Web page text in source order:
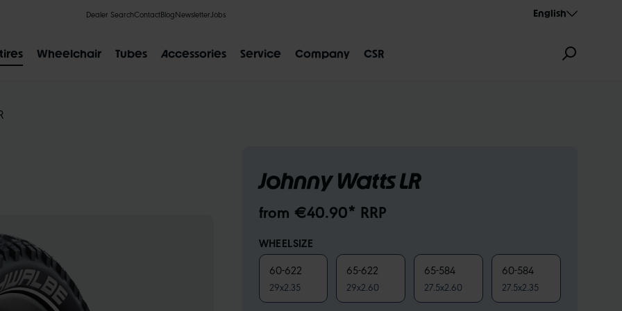
Dealer SearchContactBlogNewsletter Jobs English
Wheelchair Tubes Accessories Service Company CSR
SIZE DESIGNATION AEROTHAN
Johnny Watts LR
from €40.90* RRP
WHEELSIZE
60-622
29x2.35
65-622
29x2.60
65-584
27.5x2.60
60-584
27.5x2.35